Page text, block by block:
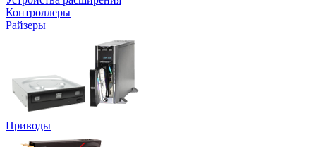
Контроллеры
Райзеры
Приводы